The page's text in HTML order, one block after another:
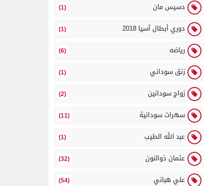
دسيس مان (1)
دوري أبطال آسيا 2018 (1)
رياضه (6)
زنق سوداني (1)
زواج سودانين (2)
سهرات سودانية (11)
عبد الله الطيب (1)
عثمان ذوالنون (32)
علي هباني (54)